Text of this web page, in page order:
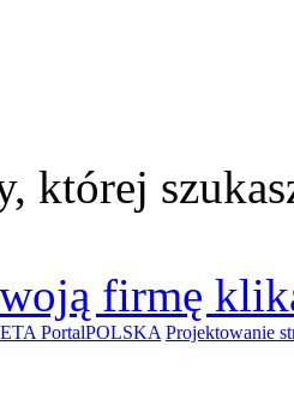
której
firmę
PortalPOLSKA Projektowanie